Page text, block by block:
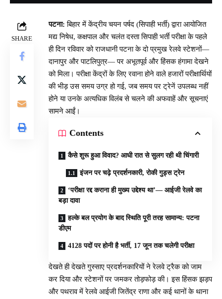
SHARE
पटना:बिहार में केंद्रीय चयन पर्षद (सिपाही भर्ती) द्वारा आयोजित
मद्य निषेध, कक्षपाल और चलंत दस्ता सिपाही भर्ती परीक्षा के पहले
ही दिन रविवार को राजधानी पटना के दो प्रमुख रेलवे स्टेशनों—
दानापुर और पाटलिपुत्र— पर अभूतपूर्व और हिंसक हंगामा देखने
को मिला। परीक्षा केंद्रों के लिए रवाना होने वाले हजारों परीक्षार्थियों
की भीड़ उस समय उग्र हो गई, जब समय पर ट्रेनें उपलब्ध नहीं
होने या उनके अत्यधिक विलंब से चलने की अफवाहें और सूचनाएं
सामने आईं।
Contents
कैसे शुरू हुआ विवाद? आधी रात से सुलग रही थी चिंगारी
इंजन पर चढ़े प्रदर्शनकारी, रोकी गुड्स ट्रेन
‘परीक्षा रद्द कराना ही मुख्य उद्देश्य था’— आईजी रेलवे का
बड़ा दावा
हल्के बल प्रयोग के बाद स्थिति पूरी तरह सामान्य: पटना
डीएम
4128 पदों पर होनी है भर्ती, 17 जून तक चलेगी परीक्षा
देखते ही देखते गुस्साए प्रदर्शनकारियों ने रेलवे ट्रैक को जाम
कर दिया और स्टेशनों पर जमकर तोड़फोड़ की। इस हिंसक झड़प
और पथराव में रेलवे आईजी जितेंद्र राणा और कई थानों के थाना